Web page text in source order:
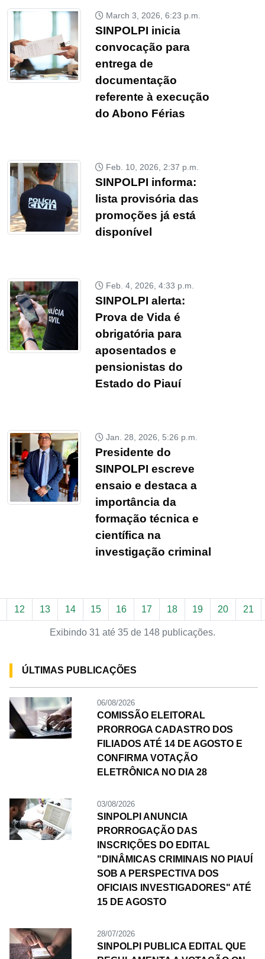
March 3, 2026, 6:23 p.m.
SINPOLPI inicia
convocação para
entrega de
documentação
referente à execução
do Abono Férias
Feb. 10, 2026, 2:37 p.m.
SINPOLPI informa:
lista provisória das
promoções já está
disponível
Feb. 4, 2026, 4:33 p.m.
SINPOLPI alerta:
Prova de Vida é
obrigatória para
aposentados e
pensionistas do
Estado do Piauí
Jan. 28, 2026, 5:26 p.m.
Presidente do
SINPOLPI escreve
ensaio e destaca a
importância da
formação técnica e
científica na
investigação criminal
12 13 14 15 16 17 18 19 20 21
Exibindo 31 até 35 de 148 publicações.
ÚLTIMAS PUBLICAÇÕES
06/08/2026
COMISSÃO ELEITORAL
PRORROGA CADASTRO DOS
FILIADOS ATÉ 14 DE AGOSTO E
CONFIRMA VOTAÇÃO
ELETRÔNICA NO DIA 28
03/08/2026
SINPOLPI ANUNCIA
PRORROGAÇÃO DAS
INSCRIÇÕES DO EDITAL
"DINÂMICAS CRIMINAIS NO PIAUÍ
SOB A PERSPECTIVA DOS
OFICIAIS INVESTIGADORES" ATÉ
15 DE AGOSTO
28/07/2026
SINPOLPI PUBLICA EDITAL QUE